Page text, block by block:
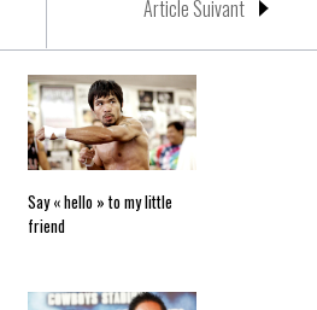
Article Suivant
Say « hello » to my little
friend